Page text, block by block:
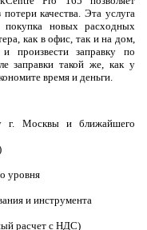
качества. Эта услуга
покупка новых расходных
как в офис, так и на дом,
произвести заправку по
заправки такой же, как у
время и деньги.
г. Москвы и ближайшего
уровня
и инструмента
расчет с НДС)